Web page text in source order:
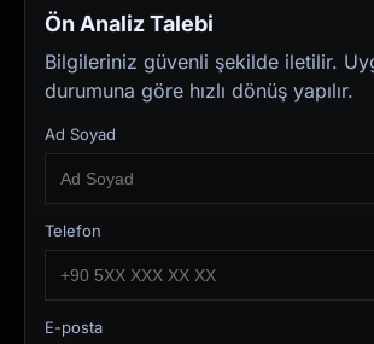
Ön Analiz Talebi
Bilgileriniz güvenli şekilde iletilir.
durumuna göre hızlı dönüş yapılır.
Ad Soyad
Telefon
E-posta